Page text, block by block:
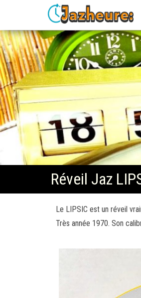
Jazheure
: Réveils,
Montres
et
Horloges,
pendules
de la
marque
Jaz
Réveil Jaz
Le LIPSIC est un réveil
Très année 1970. Son